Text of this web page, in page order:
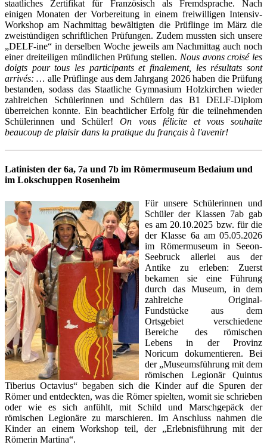
staatliches Zertifikat für Französisch als Fremdsprache. Nach
einigen Monaten der Vorbereitung in einem freiwilligen Intensiv-
Workshop am Nachmittag bewältigten die Prüflinge im März die
zweistündigen schriftlichen Prüfungen. Zudem mussten sich unsere
„DELF-ine“ in derselben Woche jeweils am Nachmittag auch noch
einer dreiteiligen mündlichen Prüfung stellen. Nous avons croisé les
doigts pour tous les participants et finalement, les résultats sont
arrivés: … alle Prüflinge aus dem Jahrgang 2026 haben die Prüfung
bestanden, sodass das Staatliche Gymnasium Holzkirchen wieder
zahlreichen Schülerinnen und Schülern das B1 DELF-Diplom
überreichen konnte. Ein beachtlicher Erfolg für die teilnehmenden
Schülerinnen und Schüler!On vous félicite et vous souhaite
beaucoup de plaisir dans la pratique du français à l'avenir!
Latinisten der 6a, 7a und 7b im Römermuseum Bedaium und
im Lokschuppen Rosenheim
Für unsere Schülerinnen und
Schüler der Klassen 7ab gab
es am 20.10.2025 bzw. für die
der Klasse 6a am 05.05.2026
im Römermuseum in Seeon-
Seebruck allerlei aus der
Antike zu erleben: Zuerst
bekamen sie eine Führung
durch das Museum, in dem
zahlreiche Original-
Fundstücke aus dem
Ortsgebiet verschiedene
Bereiche des römischen
Lebens in der Provinz
Noricum dokumentieren. Bei
der „Museumsführung mit dem
römischen Legionär Quintus
Tiberius Octavius“ begaben sich die Kinder auf die Spuren der
Römer und entdeckten, was die Römer spielten, womit sie schrieben
oder wie es sich anfühlt, mit Schild und Marschgepäck der
römischen Legionäre zu marschieren. Im Anschluss nahmen die
Kinder an einem Workshop teil, der „Erlebnisführung mit der
Römerin Martina“.